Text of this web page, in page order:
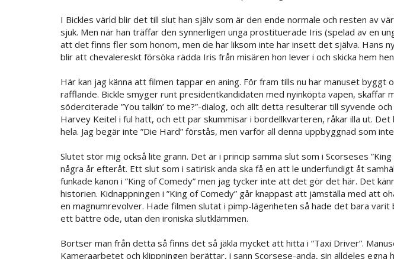
I Bickles värld blir det till slut han själv som är den ende normale och resten av
sjuk. Men när han träffar den synnerligen unga prostituerade Iris (spelad av en
att det finns fler som honom, men de har liksom inte har insett det själva. Hans
blir att chevalereskt försöka rädda Iris från misären hon lever i och skicka hem
Här kan jag känna att filmen tappar en aning. För fram tills nu har manuset byggt
rafflande. Bickle smyger runt presidentkandidaten med nyinköpta vapen, skaffar
söderciterade ”You talkin’ to me?”-dialog, och allt detta resulterar till syvende
Harvey Keitel i ful hatt, och ett par skummisar i bordellkvarteren, råkar illa ut.
hela. Jag begär inte ”Die Hard” förstås, men varför all denna uppbyggnad som
Slutet stör mig också lite grann. Det är i princip samma slut som i Scorseses
några år efteråt. Ett slut som i satirisk anda ska få en att le underfundigt åt
funkade kanon i ”King of Comedy” men jag tycker inte att det gör det här. Det
historien. Kidnappningen i ”King of Comedy” går knappast att jämställa med att
en magnumrevolver. Hade filmen slutat i pimp-lägenheten så hade det bara varit
ett bättre öde, utan den ironiska slutklämmen.
Bortser man från detta så finns det så jäkla mycket att hitta i ”Taxi Driver”.
Kameraarbetet och klippningen berättar, i sann Scorsese-anda, sin alldeles egna